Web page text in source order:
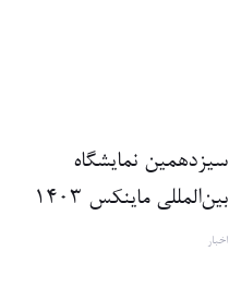
سیزدهمین نمایشگاه
بین‌المللی ماینکس 1403
اخبار